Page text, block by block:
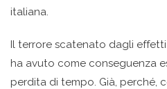
italiana.
Il terrore scatenato dagli
ha avuto come conseguenza
perdita di tempo. Già, perché,